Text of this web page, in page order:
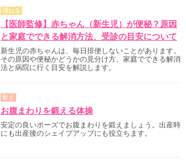
尋ねる
【医師監修】赤ちゃん（新生児）が便秘？原因
と家庭でできる解消方法、受診の目安について
新生児の赤ちゃんは、毎日排便しないことがあります。
その原因や便秘かどうかの見分け方、家庭でできる解消
法と病院に行く目安を解説します。
動く
お腹まわりを鍛える体操
安定の良いポーズでお腹まわりを鍛えましょう。出産時
にも出産後のシェイプアップにも役立ちます。